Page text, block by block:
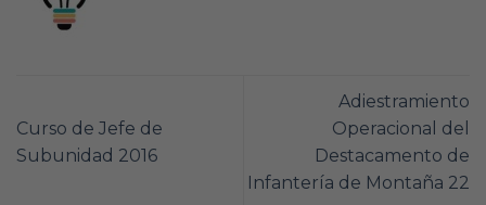
Curso de Jefe de
Subunidad 2016
Adiestramiento
Operacional del
Destacamento de
Infantería de Montaña 22